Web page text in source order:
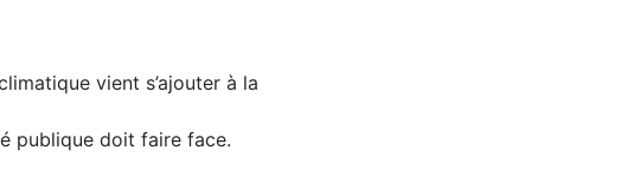
vient s’ajouter à la
publique doit faire face.